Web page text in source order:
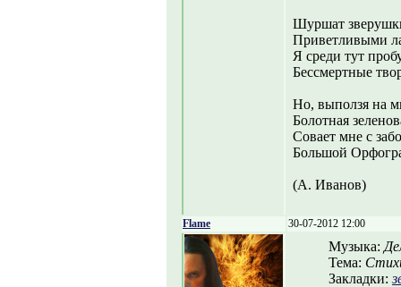
Шуршат
Приветливыми
Я среди тут
Бессмертные
Но, выползя на
Болотная
Совает мне с
Большой
(А. Иванов)
Flame 30-07-2012 12:00
Музыка:
Тема:
Закладки: